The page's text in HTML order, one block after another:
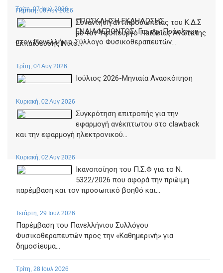
Πέμπτη, 06 Αυγ 2026
Συνάντηση αντιπροσωπείας του Κ.Δ.Σ
με τον Υφυπουργό Παιδείας Ανώτατης
Εκπαίδευσης Νίκο...
Τρίτη, 04 Αυγ 2026
Ιούλιος 2026-Μηνιαία Ανασκόπηση
Κυριακή, 02 Αυγ 2026
Συγκρότηση επιτροπής για την
εφαρμογή ανέκπτωτου στο clawback
και την εφαρμογή ηλεκτρονικού...
Κυριακή, 02 Αυγ 2026
Ικανοποίηση του Π.Σ.Φ για το Ν.
5322/2026 που αφορά την πρώιμη
παρέμβαση και τον προσωπικό βοηθό και...
Τετάρτη, 29 Ιουλ 2026
Παρέμβαση του Πανελλήνιου Συλλόγου
Φυσικοθεραπευτών προς την «Καθημερινή» για
δημοσίευμα...
Τρίτη, 28 Ιουλ 2026
Τρίτη, 07 Ιουλ 2026
ΠΡΟΣΚΛΗΣΗ ΕΚΔΗΛΩΣΗΣ
ΕΝΔΙΑΦΕΡΟΝΤΟΣ: Για την Πρόσληψη
στον Πανελλήνιο Σύλλογο Φυσικοθεραπευτών...